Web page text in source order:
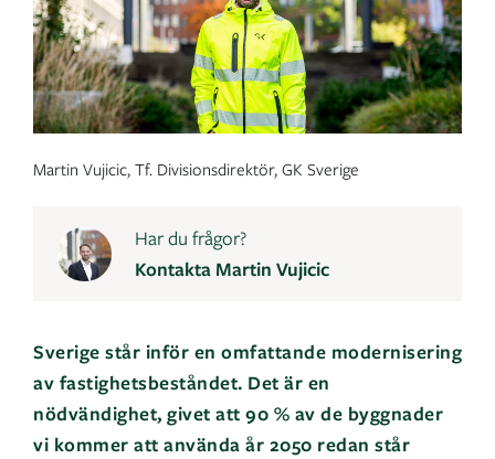
Martin Vujicic, Tf. Divisionsdirektör, GK Sverige
Har du frågor?
Kontakta Martin Vujicic
Sverige står inför en omfattande modernisering
av fastighetsbeståndet. Det är en
nödvändighet, givet att 90 % av de byggnader
vi kommer att använda år 2050 redan står